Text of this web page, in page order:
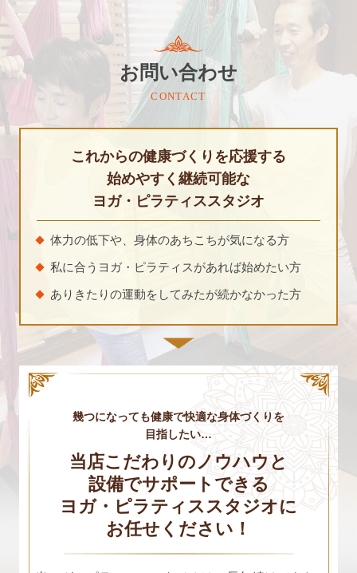
お問い合わせ
CONTACT
これからの健康づくりを応援する
始めやすく継続可能な
ヨガ・ピラティススタジオ
体力の低下や、身体のあちこちが気になる方
私に合うヨガ・ピラティスがあれば始めたい方
ありきたりの運動をしてみたが続かなかった方
幾つになっても健康で快適な身体づくりを
目指したい…
当店こだわりのノウハウと
設備でサポートできる
ヨガ・ピラティススタジオに
お任せください！